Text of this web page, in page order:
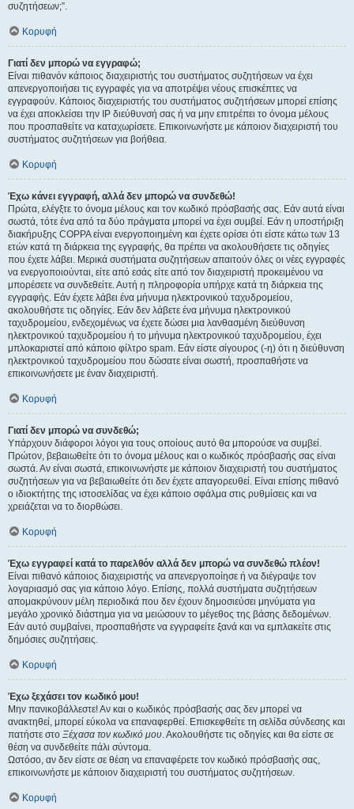
συζητήσεων;”.
Κορυφή
Γιατί δεν μπορώ να εγγραφώ;
Είναι πιθανόν κάποιος διαχειριστής του συστήματος συζητήσεων να έχει
απενεργοποιήσει τις εγγραφές για να αποτρέψει νέους επισκέπτες να
εγγραφούν. Κάποιος διαχειριστής του συστήματος συζητήσεων μπορεί επίσης
να έχει αποκλείσει την IP διεύθυνσή σας ή να μην επιτρέπει το όνομα μέλους
που προσπαθείτε να καταχωρίσετε. Επικοινωνήστε με κάποιον διαχειριστή του
συστήματος συζητήσεων για βοήθεια.
Κορυφή
Έχω κάνει εγγραφή, αλλά δεν μπορώ να συνδεθώ!
Πρώτα, ελέγξτε το όνομα μέλους και τον κωδικό πρόσβασής σας. Εάν αυτά είναι
σωστά, τότε ένα από τα δύο πράγματα μπορεί να έχει συμβεί. Εάν η υποστήριξη
διακήρυξης COPPA είναι ενεργοποιημένη και έχετε ορίσει ότι είστε κάτω των 13
ετών κατά τη διάρκεια της εγγραφής, θα πρέπει να ακολουθήσετε τις οδηγίες
που έχετε λάβει. Μερικά συστήματα συζητήσεων απαιτούν όλες οι νέες εγγραφές
να ενεργοποιούνται, είτε από εσάς είτε από τον διαχειριστή προκειμένου να
μπορέσετε να συνδεθείτε. Αυτή η πληροφορία υπήρχε κατά τη διάρκεια της
εγγραφής. Εάν έχετε λάβει ένα μήνυμα ηλεκτρονικού ταχυδρομείου,
ακολουθήστε τις οδηγίες. Εάν δεν λάβετε ένα μήνυμα ηλεκτρονικού
ταχυδρομείου, ενδεχομένως να έχετε δώσει μια λανθασμένη διεύθυνση
ηλεκτρονικού ταχυδρομείου ή το μήνυμα ηλεκτρονικού ταχυδρομείου, έχει
μπλοκαριστεί από κάποιο φίλτρο spam. Εάν είστε σίγουρος (-η) ότι η διεύθυνση
ηλεκτρονικού ταχυδρομείου που δώσατε είναι σωστή, προσπαθήστε να
επικοινωνήσετε με έναν διαχειριστή.
Κορυφή
Γιατί δεν μπορώ να συνδεθώ;
Υπάρχουν διάφοροι λόγοι για τους οποίους αυτό θα μπορούσε να συμβεί.
Πρώτον, βεβαιωθείτε ότι το όνομα μέλους και ο κωδικός πρόσβασής σας είναι
σωστά. Αν είναι σωστά, επικοινωνήστε με κάποιον διαχειριστή του συστήματος
συζητήσεων για να βεβαιωθείτε ότι δεν έχετε απαγορευθεί. Είναι επίσης πιθανό
ο ιδιοκτήτης της ιστοσελίδας να έχει κάποιο σφάλμα στις ρυθμίσεις και να
χρειάζεται να το διορθώσει.
Κορυφή
Έχω εγγραφεί κατά το παρελθόν αλλά δεν μπορώ να συνδεθώ πλέον!
Είναι πιθανό κάποιος διαχειριστής να απενεργοποίησε ή να διέγραψε τον
λογαριασμό σας για κάποιο λόγο. Επίσης, πολλά συστήματα συζητήσεων
απομακρύνουν μέλη περιοδικά που δεν έχουν δημοσιεύσει μηνύματα για
μεγάλο χρονικό διάστημα για να μειώσουν το μέγεθος της βάσης δεδομένων.
Εάν αυτό συμβαίνει, προσπαθήστε να εγγραφείτε ξανά και να εμπλακείτε στις
δημόσιες συζητήσεις.
Κορυφή
Έχω ξεχάσει τον κωδικό μου!
Μην πανικοβάλλεστε! Αν και ο κωδικός πρόσβασής σας δεν μπορεί να
ανακτηθεί, μπορεί εύκολα να επαναφερθεί. Επισκεφθείτε τη σελίδα σύνδεσης και
πατήστε στο Ξέχασα τον κωδικό μου. Ακολουθήστε τις οδηγίες και θα είστε σε
θέση να συνδεθείτε πάλι σύντομα.
Ωστόσο, αν δεν είστε σε θέση να επαναφέρετε τον κωδικό πρόσβασής σας,
επικοινωνήστε με κάποιον διαχειριστή του συστήματος συζητήσεων.
Κορυφή